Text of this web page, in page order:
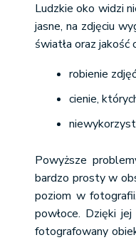
Ludzkie oko widzi
jasne, na zdjęciu
światła oraz
robienie
cienie,
Powyższe
bardzo prosty w
poziom w
powłoce. Dzięki
fotografowany